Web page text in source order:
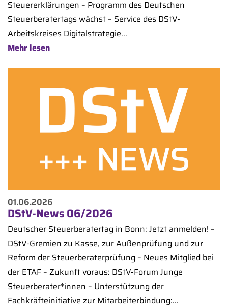
Steuererklärungen – Programm des Deutschen
Steuerberatertags wächst – Service des DStV-
Arbeitskreises Digitalstrategie...
Mehr lesen
01.06.2026
DStV-News 06/2026
Deutscher Steuerberatertag in Bonn: Jetzt anmelden! –
DStV-Gremien zu Kasse, zur Außenprüfung und zur
Reform der Steuerberaterprüfung – Neues Mitglied bei
der ETAF – Zukunft voraus: DStV-Forum Junge
Steuerberater*innen – Unterstützung der
Fachkräfteinitiative zur Mitarbeiterbindung:...